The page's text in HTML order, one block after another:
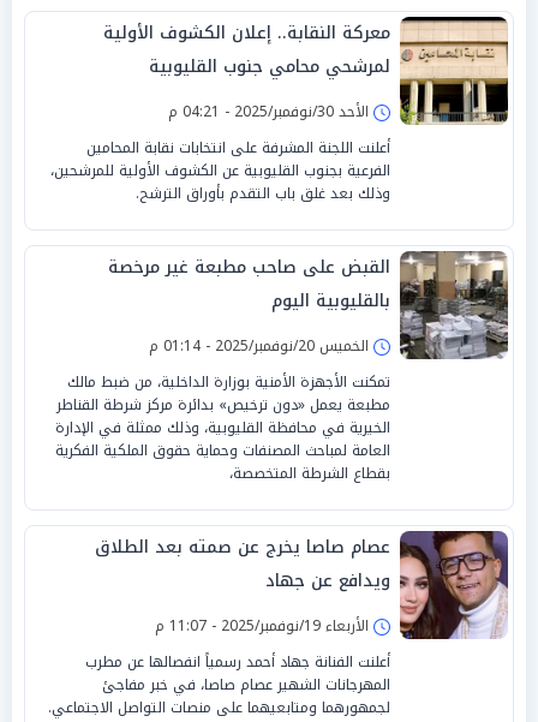
معركة النقابة.. إعلان الكشوف الأولية
لمرشحي محامي جنوب القليوبية
الأحد 30/نوفمبر/2025 - 04:21 م
أعلنت اللجنة المشرفة على انتخابات نقابة المحامين
الفرعية بجنوب القليوبية عن الكشوف الأولية للمرشحين،
وذلك بعد غلق باب التقدم بأوراق الترشح.
القبض على صاحب مطبعة غير مرخصة
بالقليوبية اليوم
الخميس 20/نوفمبر/2025 - 01:14 م
تمكنت الأجهزة الأمنية بوزارة الداخلية، من ضبط مالك
مطبعة يعمل «دون ترخيص» بدائرة مركز شرطة القناطر
الخيرية في محافظة القليوبية، وذلك ممثلة في الإدارة
العامة لمباحث المصنفات وحماية حقوق الملكية الفكرية
بقطاع الشرطة المتخصصة،
عصام صاصا يخرج عن صمته بعد الطلاق
ويدافع عن جهاد
الأربعاء 19/نوفمبر/2025 - 11:07 م
أعلنت الفنانة جهاد أحمد رسمياً انفصالها عن مطرب
المهرجانات الشهير عصام صاصا، في خبر مفاجئ
لجمهورهما ومتابعيهما على منصات التواصل الاجتماعي.